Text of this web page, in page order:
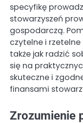
specyfikę
stowarzyszeń
gospodarczą.
czytelne i
także jak radzić
się na
skuteczne i
finansami
Zrozumienie